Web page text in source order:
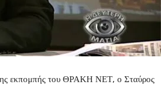
εκπομπής του ΘΡΑΚΗ ΝΕΤ, ο Σταύρος